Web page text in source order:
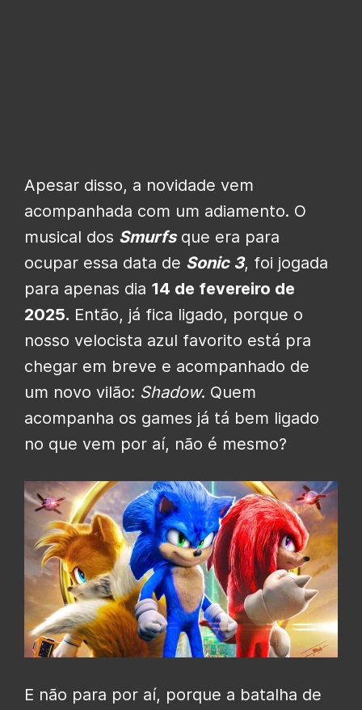
Apesar disso, a novidade vem
acompanhada com um adiamento. O
musical dos Smurfsque era para
ocupar essa data de Sonic 3, foi jogada
para apenas dia 14 de fevereiro de
2025. Então, já fica ligado, porque o
nosso velocista azul favorito está pra
chegar em breve e acompanhado de
um novo vilão: Shadow. Quem
acompanha os games já tá bem ligado
no que vem por aí, não é mesmo?
E não para por aí, porque a batalha de